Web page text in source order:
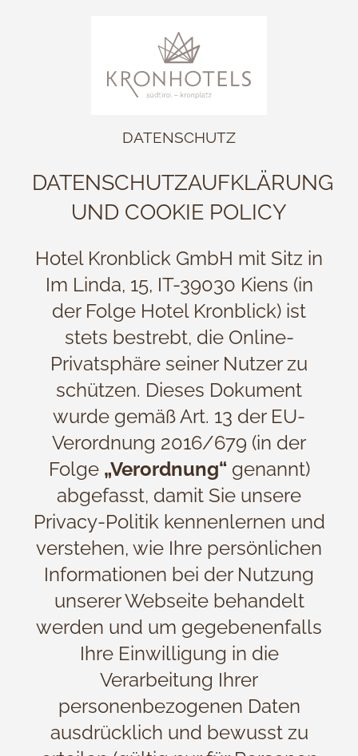
DATENSCHUTZ
DATENSCHUTZAUFKLÄRUNG
UND COOKIE POLICY
Hotel Kronblick GmbH mit Sitz in
Im Linda, 15, IT-39030 Kiens (in
der Folge Hotel Kronblick) ist
stets bestrebt, die Online-
Privatsphäre seiner Nutzer zu
schützen. Dieses Dokument
wurde gemäß Art. 13 der EU-
Verordnung 2016/679 (in der
Folge „Verordnung“ genannt)
abgefasst, damit Sie unsere
Privacy-Politik kennenlernen und
verstehen, wie Ihre persönlichen
Informationen bei der Nutzung
unserer Webseite behandelt
werden und um gegebenenfalls
Ihre Einwilligung in die
Verarbeitung Ihrer
personenbezogenen Daten
ausdrücklich und bewusst zu